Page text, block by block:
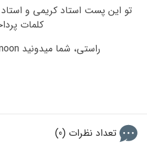
تو این پست استاد کریمی و
کلمات
راستی، شما میدونید honeymoon یعنی چی؟
تعداد نظرات (0)